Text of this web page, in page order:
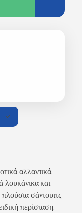
αλλαντικά,
λουκάνικα και
σάντουιτς
περίσταση.